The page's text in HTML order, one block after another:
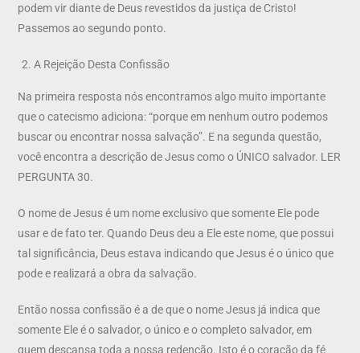
podem vir diante de Deus revestidos da justiça de Cristo!
Passemos ao segundo ponto.
A Rejeição Desta Confissão
Na primeira resposta nós encontramos algo muito importante
que o catecismo adiciona: “porque em nenhum outro podemos
buscar ou encontrar nossa salvação”. E na segunda questão,
você encontra a descrição de Jesus como o ÚNICO salvador. LER
PERGUNTA 30.
O nome de Jesus é um nome exclusivo que somente Ele pode
usar e de fato ter. Quando Deus deu a Ele este nome, que possui
tal significância, Deus estava indicando que Jesus é o único que
pode e realizará a obra da salvação.
Então nossa confissão é a de que o nome Jesus já indica que
somente Ele é o salvador, o único e o completo salvador, em
quem descansa toda a nossa redenção. Isto é o coração da fé